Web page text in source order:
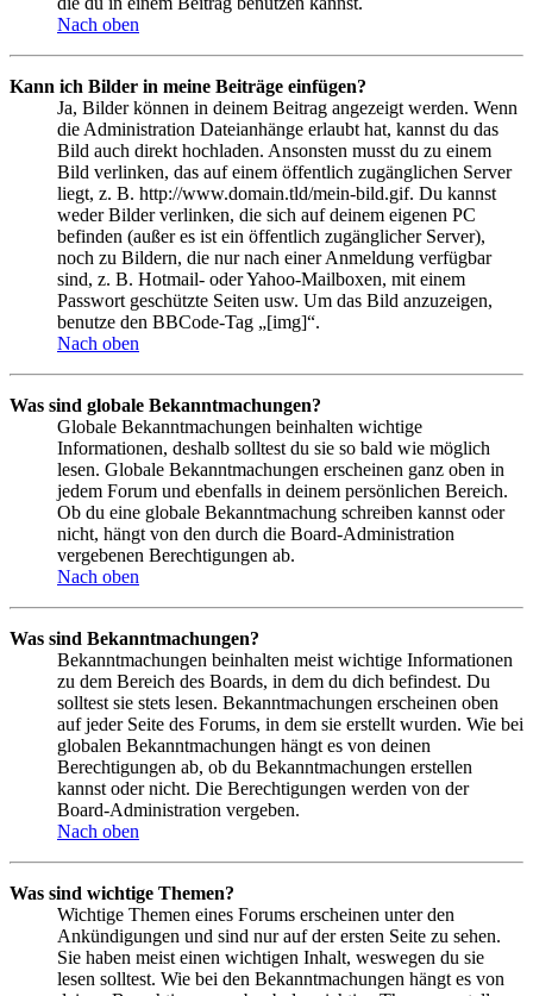
Nach oben
Kann ich Bilder in meine Beiträge einfügen?
Ja, Bilder können in deinem Beitrag angezeigt werden. Wenn
die Administration Dateianhänge erlaubt hat, kannst du das
Bild auch direkt hochladen. Ansonsten musst du zu einem
Bild verlinken, das auf einem öffentlich zugänglichen Server
liegt, z. B. http://www.domain.tld/mein-bild.gif. Du kannst
weder Bilder verlinken, die sich auf deinem eigenen PC
befinden (außer es ist ein öffentlich zugänglicher Server),
noch zu Bildern, die nur nach einer Anmeldung verfügbar
sind, z. B. Hotmail- oder Yahoo-Mailboxen, mit einem
Passwort geschützte Seiten usw. Um das Bild anzuzeigen,
benutze den BBCode-Tag „[img]“.
Nach oben
Was sind globale Bekanntmachungen?
Globale Bekanntmachungen beinhalten wichtige
Informationen, deshalb solltest du sie so bald wie möglich
lesen. Globale Bekanntmachungen erscheinen ganz oben in
jedem Forum und ebenfalls in deinem persönlichen Bereich.
Ob du eine globale Bekanntmachung schreiben kannst oder
nicht, hängt von den durch die Board-Administration
vergebenen Berechtigungen ab.
Nach oben
Was sind Bekanntmachungen?
Bekanntmachungen beinhalten meist wichtige Informationen
zu dem Bereich des Boards, in dem du dich befindest. Du
solltest sie stets lesen. Bekanntmachungen erscheinen oben
auf jeder Seite des Forums, in dem sie erstellt wurden. Wie bei
globalen Bekanntmachungen hängt es von deinen
Berechtigungen ab, ob du Bekanntmachungen erstellen
kannst oder nicht. Die Berechtigungen werden von der
Board-Administration vergeben.
Nach oben
Was sind wichtige Themen?
Wichtige Themen eines Forums erscheinen unter den
Ankündigungen und sind nur auf der ersten Seite zu sehen.
Sie haben meist einen wichtigen Inhalt, weswegen du sie
lesen solltest. Wie bei den Bekanntmachungen hängt es von